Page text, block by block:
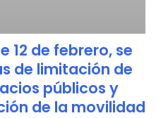
12 de febrero, se
de limitación de
públicos y
de la movilidad